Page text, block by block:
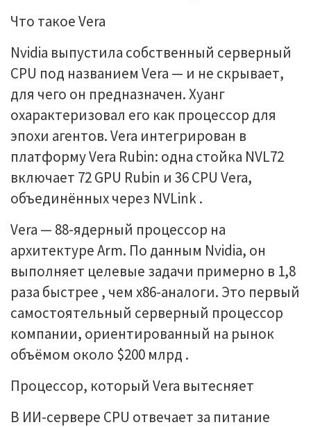
Что такое Vera
Nvidia выпустила собственный серверный
CPU под названием Vera — и не скрывает,
для чего он предназначен. Хуанг
охарактеризовал его как процессор для
эпохи агентов. Vera интегрирован в
платформу Vera Rubin: одна стойка NVL72
включает 72 GPU Rubin и 36 CPU Vera,
объединённых через NVLink .
Vera — 88-ядерный процессор на
архитектуре Arm. По данным Nvidia, он
выполняет целевые задачи примерно в 1,8
раза быстрее , чем x86-аналоги. Это первый
самостоятельный серверный процессор
компании, ориентированный на рынок
объёмом около $200 млрд .
Процессор, который Vera вытесняет
В ИИ-сервере CPU отвечает за питание